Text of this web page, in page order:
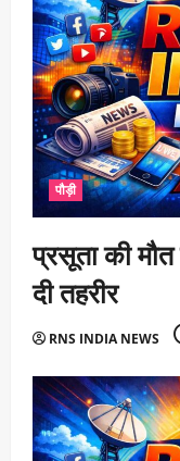
पौड़ी
प्रसूता की
दी तहरीर
RNS INDIA NEWS